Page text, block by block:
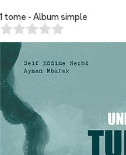
1 tome - Album simple